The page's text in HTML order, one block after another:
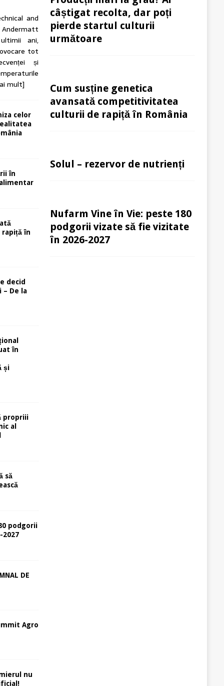
and
ani,
tot
și
mult]
celor
în
în
decid
De la
în
și
propriii
al
să
podgorii
DE
Agro
nu
câștigat recolta, dar poți
pierde startul culturii
următoare
Cum susține genetica
avansată competitivitatea
culturii de rapiță în România
Solul – rezervor de nutrienți
Nufarm Vine în Vie: peste 180
podgorii vizate să fie vizitate
în 2026-2027